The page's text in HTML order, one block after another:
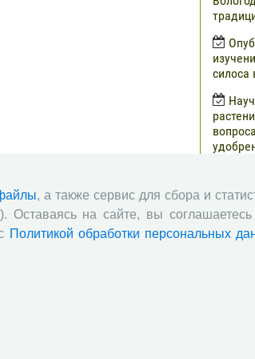
силоса
В
, а также сервис для сбора и
). Оставаясь на сайте, вы
Политикой обработки персональных